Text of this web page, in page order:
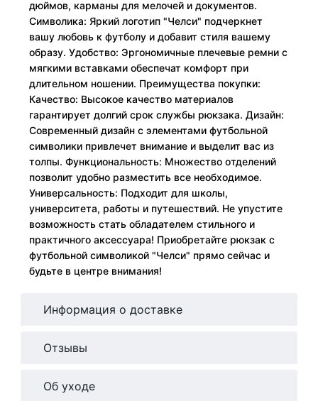
дюймов, карманы для мелочей и документов.
Символика: Яркий логотип "Челси" подчеркнет
вашу любовь к футболу и добавит стиля вашему
образу. Удобство: Эргономичные плечевые ремни с
мягкими вставками обеспечат комфорт при
длительном ношении. Преимущества покупки:
Качество: Высокое качество материалов
гарантирует долгий срок службы рюкзака. Дизайн:
Современный дизайн с элементами футбольной
символики привлечет внимание и выделит вас из
толпы. Функциональность: Множество отделений
позволит удобно разместить все необходимое.
Универсальность: Подходит для школы,
университета, работы и путешествий. Не упустите
возможность стать обладателем стильного и
практичного аксессуара! Приобретайте рюкзак с
футбольной символикой "Челси" прямо сейчас и
будьте в центре внимания!
Информация о доставке
Отзывы
Об уходе